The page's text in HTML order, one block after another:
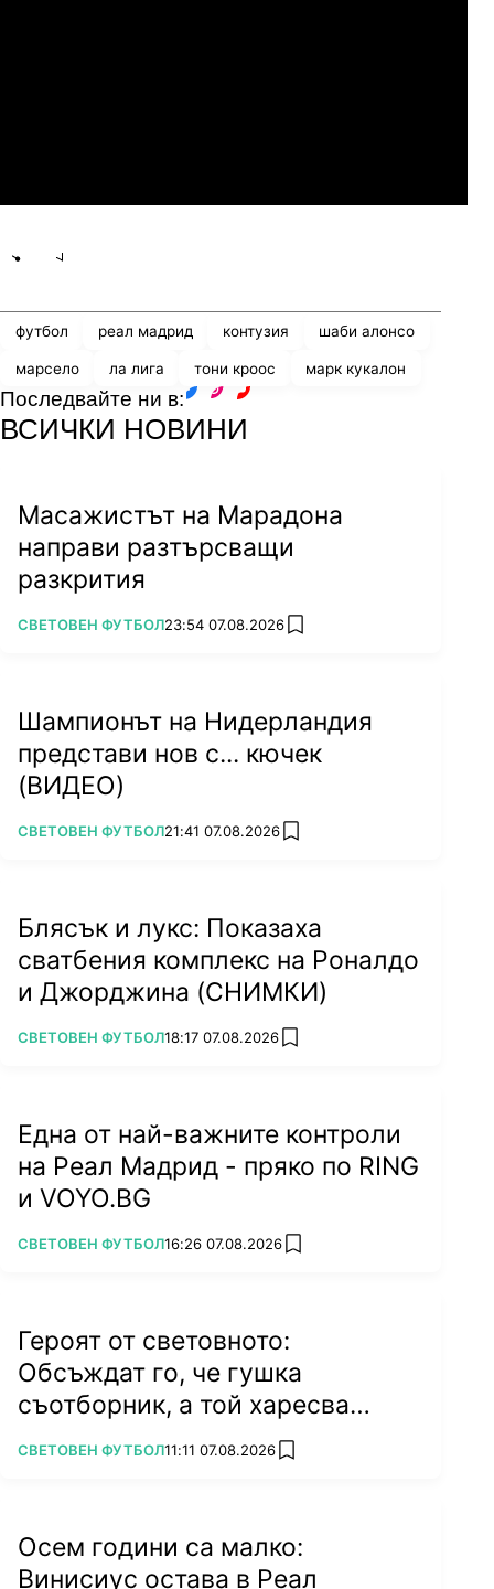
футбол реал мадрид контузия шаби алонсо
марсело ла лига тони кроос марк кукалон
Последвайте ни в:
ВСИЧКИ НОВИНИ
Масажистът на Марадона
направи разтърсващи
разкрития
ПОВЕЧЕ ОТ
СВЕТОВЕН ФУТБОЛ23:54 07.08.2026 add favorites
Шампионът на Нидерландия
представи нов с... кючек
(ВИДЕО)
ПОВЕЧЕ ОТ
СВЕТОВЕН ФУТБОЛ21:41 07.08.2026 add favorites
Блясък и лукс: Показаха
сватбения комплекс на Роналдо
и Джорджина (СНИМКИ)
ПОВЕЧЕ ОТ
СВЕТОВЕН ФУТБОЛ18:17 07.08.2026 add favorites
Една от най-важните контроли
на Реал Мадрид - пряко по RING
и VOYO.BG
ПОВЕЧЕ ОТ
СВЕТОВЕН ФУТБОЛ16:26 07.08.2026 add favorites
Героят от световното:
Обсъждат го, че гушка
съотборник, а той харесва
бившата на колега
ПОВЕЧЕ ОТ
СВЕТОВЕН ФУТБОЛ11:11 07.08.2026 add favorites
Осем години са малко:
Винисиус остава в Реал